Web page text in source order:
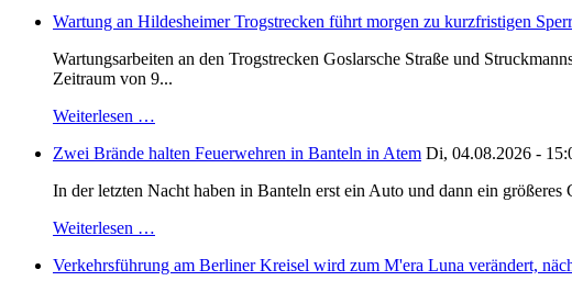
Wartung an Hildesheimer Trogstrecken führt morgen zu kurzfristigen
Wartungsarbeiten an den Trogstrecken Goslarsche Straße und
Zeitraum von 9...
Weiterlesen …
Zwei Brände halten Feuerwehren in Banteln in Atem Di, 04.08.2026 -
In der letzten Nacht haben in Banteln erst ein Auto und dann ein
Weiterlesen …
Verkehrsführung am Berliner Kreisel wird zum M'era Luna verändert,